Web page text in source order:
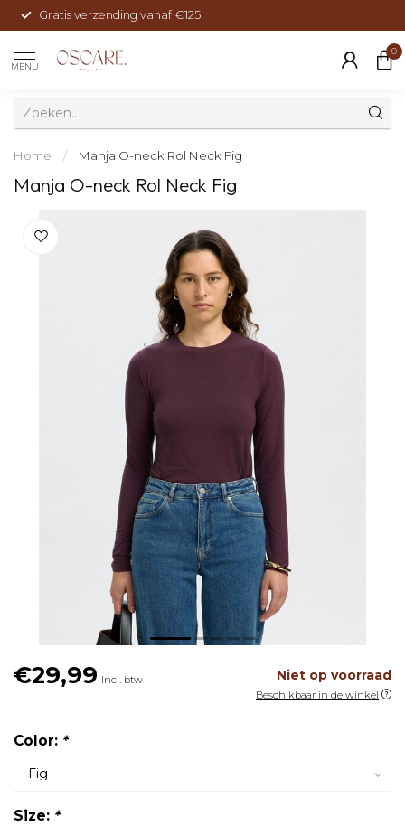
Gratis verzending vanaf €125
MENU
0
Home / Manja O-neck Rol Neck Fig
Manja O-neck Rol Neck Fig
€29,99 Incl. btw Niet op voorraad
Beschikbaar in de winkel
Color: *
Size: *